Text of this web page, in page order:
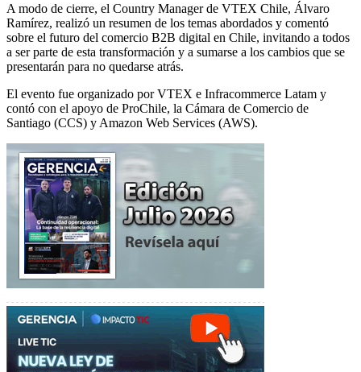
A modo de cierre, el Country Manager de VTEX Chile, Álvaro
Ramírez, realizó un resumen de los temas abordados y comentó
sobre el futuro del comercio B2B digital en Chile, invitando a todos
a ser parte de esta transformación y a sumarse a los cambios que se
presentarán para no quedarse atrás.
El evento fue organizado por VTEX e Infracommerce Latam y
contó con el apoyo de ProChile, la Cámara de Comercio de
Santiago (CCS) y Amazon Web Services (AWS).